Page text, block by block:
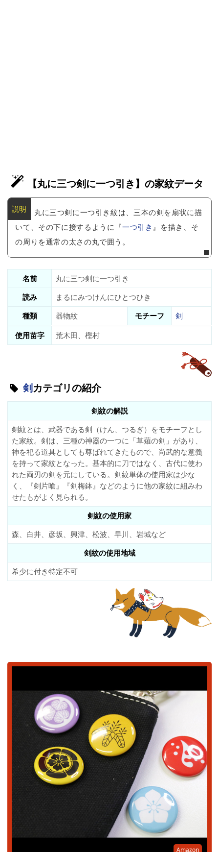
【丸に三つ剣に一つ引き】の家紋データ
丸に三つ剣に一つ引き紋は、三本の剣を扇状に描
いて、その下に接するように『一つ引き』を描き、そ
の周りを通常の太さの丸で囲う。
名前
丸に三つ剣に一つ引き
読み
まるにみつけんにひとつひき
種類
器物紋 モチーフ
剣
使用苗字
荒木田、樫村
剣 カテゴリの紹介
剣紋の解説
剣紋とは、武器である剣（けん、つるぎ）をモチーフとし
た家紋。剣は、三種の神器の一つに「草薙の剣」があり、
神を祀る道具としても尊ばれてきたもので、尚武的な意義
を持って家紋となった。基本的に刀ではなく、古代に使わ
れた両刃の剣を元にしている。剣紋単体の使用家は少な
く、『剣片喰』『剣梅鉢』などのように他の家紋に組みわ
せたもがよく見られる。
剣紋の使用家
森、白井、彦坂、興津、松波、早川、岩城など
剣紋の使用地域
希少に付き特定不可
Amazon